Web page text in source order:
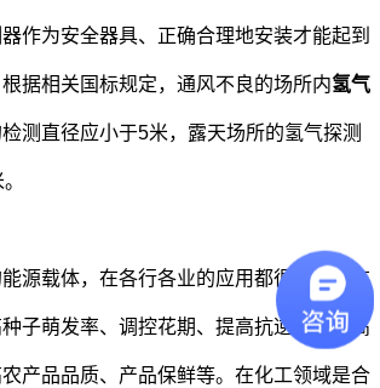
作为安全器具、正确合理地安装才能起到
据相关国标规定，通风不良的场所内氢气
检测直径应小于5米，露天场所的氢气探测
源载体，在各行各业的应用都很广泛，在
子萌发率、调控花期、提高抗逆性、提高
产品品质、产品保鲜等。在化工领域是合